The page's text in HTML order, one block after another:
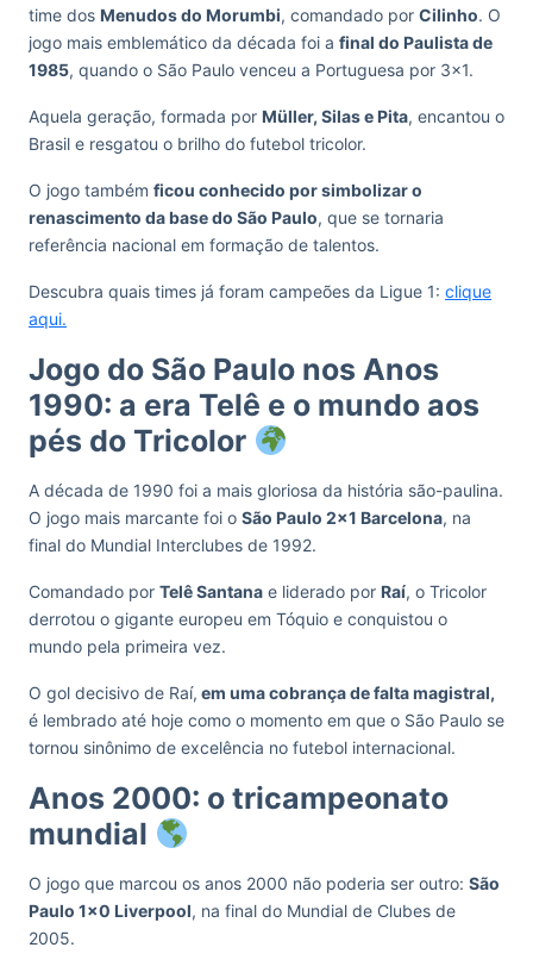
time dos Menudos do Morumbi, comandado por Cilinho. O
jogo mais emblemático da década foi a final do Paulista de
1985, quando o São Paulo venceu a Portuguesa por 3×1.
Aquela geração, formada por Müller, Silas e Pita, encantou o
Brasil e resgatou o brilho do futebol tricolor.
O jogo também ficou conhecido por simbolizar o
renascimento da base do São Paulo, que se tornaria
referência nacional em formação de talentos.
Descubra quais times já foram campeões da Ligue 1: clique
aqui.
Jogo do São Paulo nos Anos
1990: a era Telê e o mundo aos
pés do Tricolor
A década de 1990 foi a mais gloriosa da história são-paulina.
O jogo mais marcante foi o São Paulo 2×1 Barcelona, na
final do Mundial Interclubes de 1992.
Comandado por Telê Santana e liderado por Raí, o Tricolor
derrotou o gigante europeu em Tóquio e conquistou o
mundo pela primeira vez.
O gol decisivo de Raí, em uma cobrança de falta magistral,
é lembrado até hoje como o momento em que o São Paulo se
tornou sinônimo de excelência no futebol internacional.
Anos 2000: o tricampeonato
mundial
O jogo que marcou os anos 2000 não poderia ser outro: São
Paulo 1×0 Liverpool, na final do Mundial de Clubes de
2005.